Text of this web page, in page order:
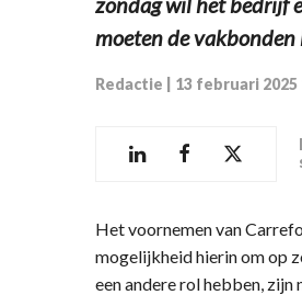
moeten de
Redactie 13 februari 2025
Het voornemen van
mogelijkheid hierin om op
een andere rol hebben,